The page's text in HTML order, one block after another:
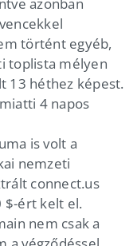
történt egyéb,
toplista mélyen
13 héthez képest.
4 napos
is volt a
nemzeti
connect.us
$-ért kelt el.
nem csak a